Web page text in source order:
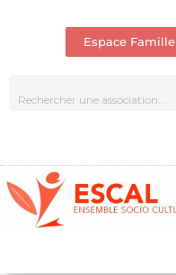
Espace Famille